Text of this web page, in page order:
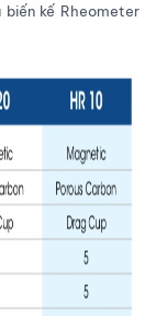
kế Rheometer